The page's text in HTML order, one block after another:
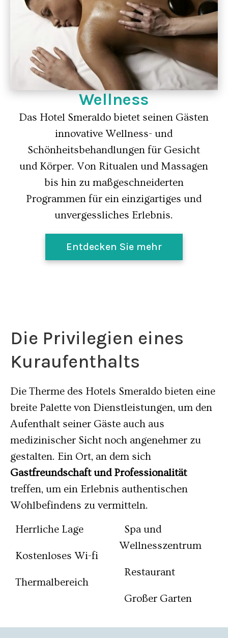
Wellness
Das Hotel Smeraldo bietet seinen Gästen
innovative Wellness- und
Schönheitsbehandlungen für Gesicht
und Körper. Von Ritualen und Massagen
bis hin zu maßgeschneiderten
Programmen für ein einzigartiges und
unvergessliches Erlebnis.
Entdecken Sie mehr
Die Privilegien eines
Kuraufenthalts
Die Therme des Hotels Smeraldo bieten eine
breite Palette von Dienstleistungen, um den
Aufenthalt seiner Gäste auch aus
medizinischer Sicht noch angenehmer zu
gestalten. Ein Ort, an dem sich
Gastfreundschaft und Professionalität
treffen, um ein Erlebnis authentischen
Wohlbefindens zu vermitteln.
Herrliche Lage
Kostenloses Wi-fi
Thermalbereich
Spa und
Wellnesszentrum
Restaurant
Großer Garten